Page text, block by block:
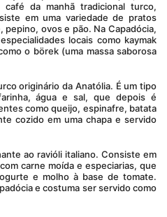
da manhã tradicional turco,
em uma variedade de pratos
ovos e pão. Na Capadócia,
locais como kaymak
o börek (uma massa saborosa
água e sal, que depois é
como queijo, espinafre, batata
cozido em uma chapa e servido
carne moída e especiarias, que
e molho à base de tomate.
e costuma ser servido como